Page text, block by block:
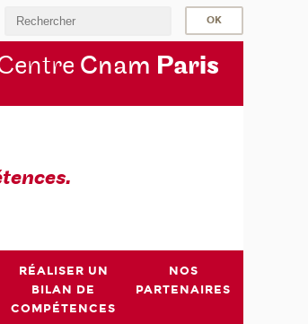
Cnam Paris
RÉALISER UN
BILAN DE
COMPÉTENCES
NOS
PARTENAIRES